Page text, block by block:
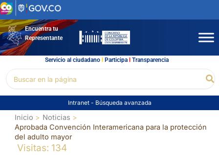
Ir
al
contenidoEncuentra tu
Representante
Servicio al ciudadano l Participal Transparencia
por:
Intranet - Búsqueda avanzada
Inicio
Noticias
Aprobada Convención Interamericana para la protección
del adulto mayor
Visitas: 134